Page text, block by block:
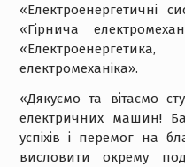
«Електроенергетичні
«Гірнича
електромеханіка».
«Дякуємо та вітаємо
електричних машин!
успіхів і перемог на
висловити окрему